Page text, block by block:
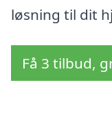
løsning til dit
Få 3 tilbud,